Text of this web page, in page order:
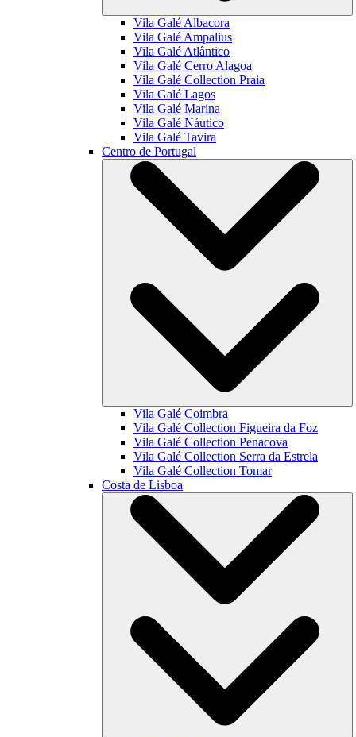
Vila Galé Albacora
Vila Galé Ampalius
Vila Galé Atlântico
Vila Galé Cerro Alagoa
Vila Galé Collection Praia
Vila Galé Lagos
Vila Galé Marina
Vila Galé Náutico
Vila Galé Tavira
Centro de Portugal
Vila Galé Coimbra
Vila Galé Collection Figueira da Foz
Vila Galé Collection Penacova
Vila Galé Collection Serra da Estrela
Vila Galé Collection Tomar
Costa de Lisboa